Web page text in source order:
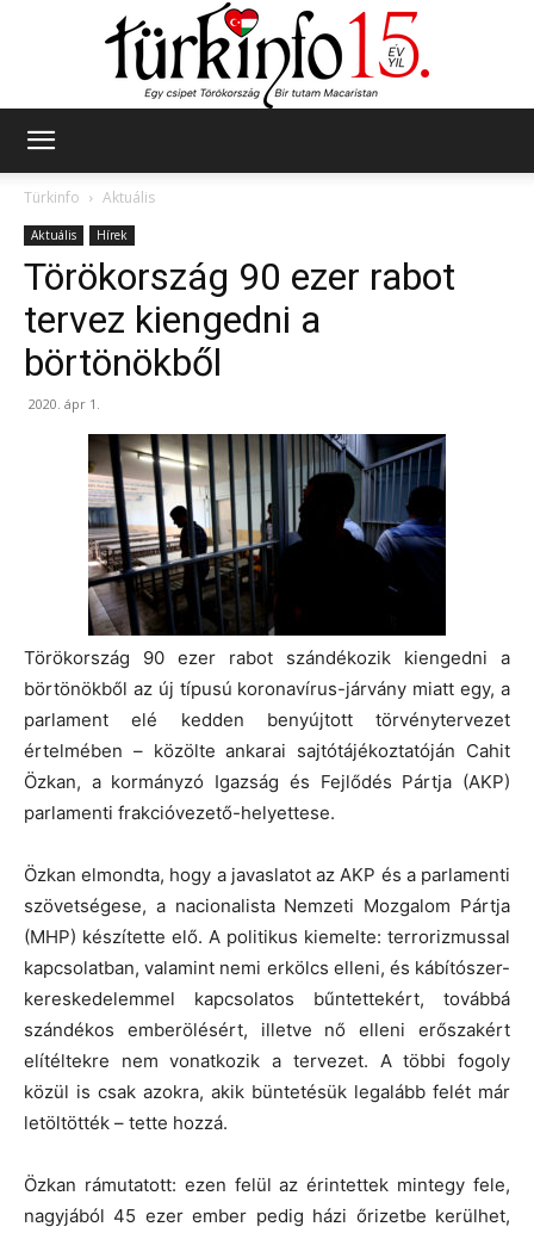
Türkinfo
Aktuális
Aktuális Hírek
Törökország 90 ezer rabot
tervez kiengedni a
börtönökből
2020. ápr 1.
Törökország 90 ezer rabot szándékozik kiengedni a
börtönökből az új típusú koronavírus-járvány miatt egy, a
parlament elé kedden benyújtott törvénytervezet
értelmében – közölte ankarai sajtótájékoztatóján Cahit
Özkan, a kormányzó Igazság és Fejlődés Pártja (AKP)
parlamenti frakcióvezető-helyettese.
Özkan elmondta, hogy a javaslatot az AKP és a parlamenti
szövetségese, a nacionalista Nemzeti Mozgalom Pártja
(MHP) készítette elő. A politikus kiemelte: terrorizmussal
kapcsolatban, valamint nemi erkölcs elleni, és kábítószer-
kereskedelemmel kapcsolatos bűntettekért, továbbá
szándékos emberölésért, illetve nő elleni erőszakért
elítéltekre nem vonatkozik a tervezet. A többi fogoly
közül is csak azokra, akik büntetésük legalább felét már
letöltötték – tette hozzá.
Özkan rámutatott: ezen felül az érintettek mintegy fele,
nagyjából 45 ezer ember pedig házi őrizetbe kerülhet,